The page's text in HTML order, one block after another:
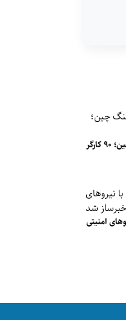
انفجار در معدن زغال‌سنگ چین؛ ۹۰ کارگر
امنیتی